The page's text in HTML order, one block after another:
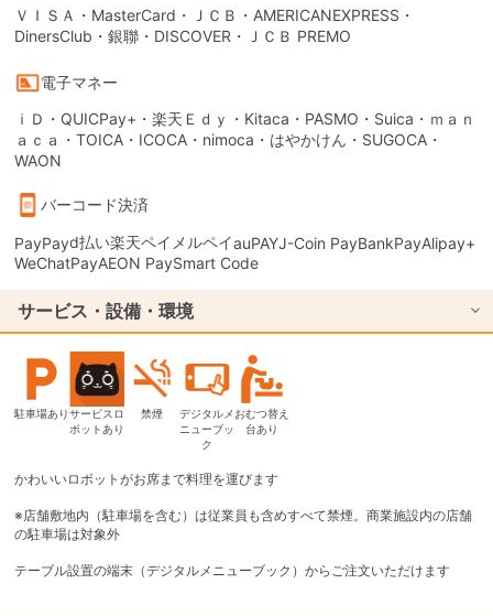
ＶＩＳＡ・MasterCard・ＪＣＢ・AMERICANEXPRESS・
DinersClub・銀聯・DISCOVER・ＪＣＢ PREMO
電子マネー
ｉＤ・QUICPay+・楽天Ｅｄｙ・Kitaca・PASMO・Suica・ｍａｎ
ａｃａ・TOICA・ICOCA・nimoca・はやかけん・SUGOCA・
WAON
バーコード決済
PayPayd払い楽天ペイ メルペイauPAYJ-Coin PayBankPayAlipay+
WeChatPayAEON PaySmart Code
サービス・設備・環境
駐車場ありサービスロ
ボットあり
禁煙
デジタルメ
ニューブッ
ク
おむつ替え
台あり
かわいいロボットがお席まで料理を運びます
※店舗敷地内（駐車場を含む）は従業員も含めすべて禁煙。商業施設内の店舗
の駐車場は対象外
テーブル設置の端末（デジタルメニューブック）からご注文いただけます